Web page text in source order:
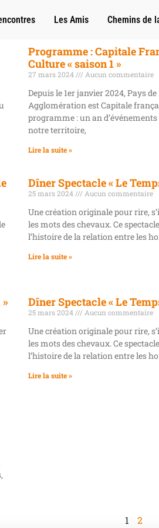
Les Amis Chemins de
Programme : Capitale
Culture « saison 1 »
27 mars 2024 Aucun commentaire
Depuis le 1er janvier 2024, Pays
Agglomération est Capitale
programme : un an
notre territoire,
Lire la suite »
Dîner Spectacle « Le
25 mars 2024 Aucun commentaire
Une création originale pour rire,
les mots des chevaux. Ce
l’histoire de la relation entre les
Lire la suite »
Dîner Spectacle « Le
25 mars 2024 Aucun commentaire
Une création originale pour rire,
les mots des chevaux. Ce
l’histoire de la relation entre les
Lire la suite »
1 2